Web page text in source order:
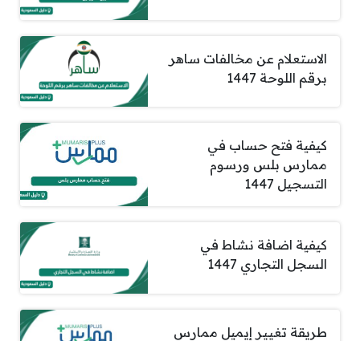
الاستعلام عن مخالفات ساهر
برقم اللوحة 1447
كيفية فتح حساب في
ممارس بلس ورسوم
التسجيل 1447
كيفية اضافة نشاط في
السجل التجاري 1447
طريقة تغيير إيميل ممارس